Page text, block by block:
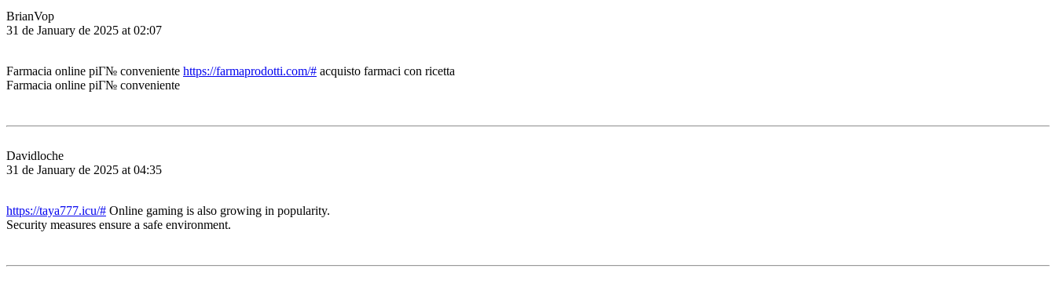
BrianVop
31 de January de 2025 at 02:07
Farmacia online piГ№ conveniente https://farmaprodotti.com/# acquisto farmaci con ricetta
Farmacia online piГ№ conveniente
Davidloche
31 de January de 2025 at 04:35
https://taya777.icu/# Online gaming is also growing in popularity.
Security measures ensure a safe environment.